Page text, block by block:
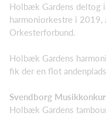
Holbæk Gardens deltog
harmoniorkestre i 2019,
Orkesterforbund.
Holbæk Gardens
fik der en flot
Svendborg
Holbæk Gardens